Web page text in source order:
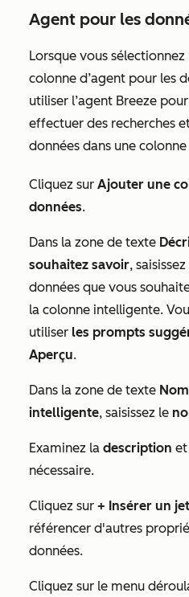
Agent pour les
Lorsque vous sélectionnez
colonne d’agent pour les
utiliser l’agent Breeze
effectuer des recherches
données dans une
Cliquez sur Ajouter une
données.
Dans la zone de texte
souhaitez savoir,
données que vous
la colonne intelligente.
utiliser les prompts
Aperçu.
Dans la zone de texte
intelligente, saisissez le
Examinez la description
nécessaire.
Cliquez sur + Insérer un
référencer d'autres
données.
Cliquez sur le menu